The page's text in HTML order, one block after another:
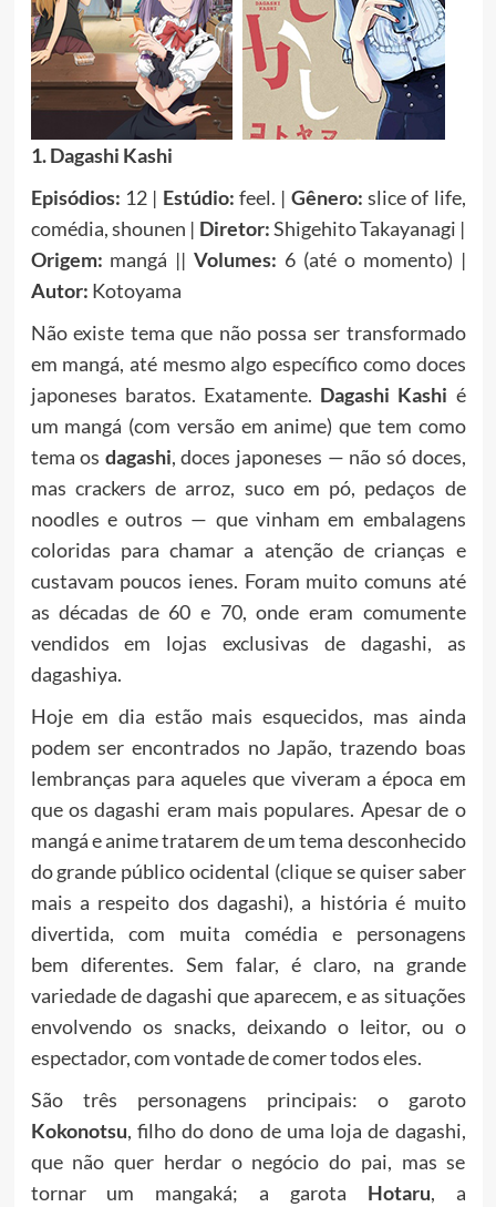
1. Dagashi Kashi
Episódios: 12 | Estúdio: feel. | Gênero: slice of life,
comédia, shounen | Diretor:Shigehito Takayanagi |
Origem: mangá ||Volumes: 6 (até o momento) |
Autor: Kotoyama
Não existe tema que não possa ser transformado
em mangá, até mesmo algo específico como doces
japoneses baratos. Exatamente. Dagashi Kashi é
um mangá (com versão em anime) que tem como
tema os dagashi, doces japoneses — não só doces,
mas crackers de arroz, suco em pó, pedaços de
noodles e outros — que vinham em embalagens
coloridas para chamar a atenção de crianças e
custavam poucos ienes. Foram muito comuns até
as décadas de 60 e 70, onde eram comumente
vendidos em lojas exclusivas de dagashi, as
dagashiya.
Hoje em dia estão mais esquecidos, mas ainda
podem ser encontrados no Japão, trazendo boas
lembranças para aqueles que viveram a época em
que os dagashi eram mais populares. Apesar de o
mangá e anime tratarem de um tema desconhecido
do grande público ocidental (cliquese quiser saber
mais a respeito dos dagashi), a história é muito
divertida, com muita comédia e personagens
bem diferentes. Sem falar, é claro, na grande
variedade de dagashi que aparecem, e as situações
envolvendo os snacks, deixando o leitor, ou o
espectador, com vontade de comer todos eles.
São três personagens principais: o garoto
Kokonotsu, filho do dono de uma loja de dagashi,
que não quer herdar o negócio do pai, mas se
tornar um mangaká; a garota Hotaru, a